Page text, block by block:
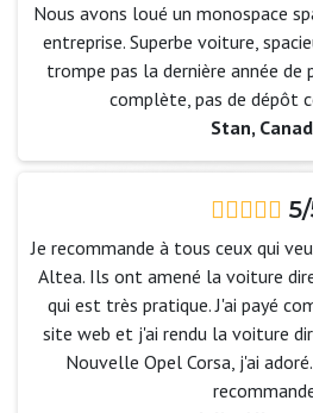
Nous avons loué un monospace
entreprise. Superbe voiture,
trompe pas la dernière année de
complète, pas de dépôt
Stan,
Je recommande à tous ceux qui
Altea. Ils ont amené la voiture
qui est très pratique. J'ai payé
site web et j'ai rendu la voiture
Nouvelle Opel Corsa, j'ai